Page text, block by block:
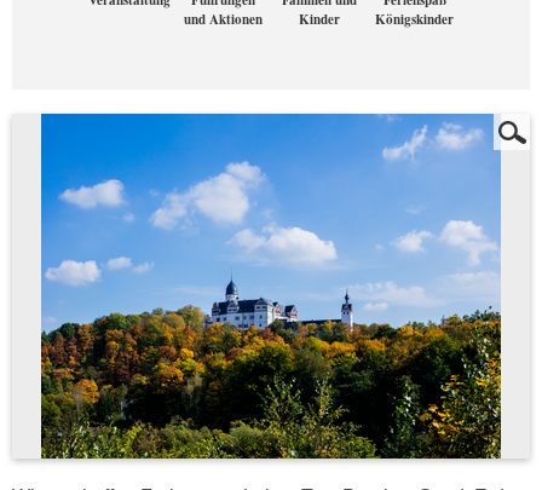
und Aktionen
Kinder
Königskinder